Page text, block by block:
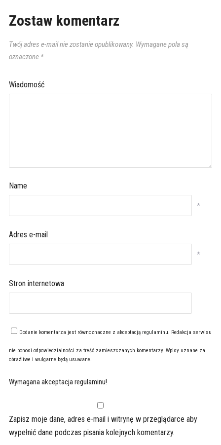
Zostaw komentarz
Twój adres e-mail nie zostanie opublikowany. Wymagane pola są
oznaczone *
Wiadomość
Name
*
Adres e-mail
*
Stron internetowa
Dodanie komentarza jest równoznaczne z akceptacją regulaminu. Redakcja serwisu
nie ponosi odpowiedzialności za treść zamieszczanych komentarzy. Wpisy uznane za
obraźliwe i wulgarne będą usuwane.
Wymagana akceptacja regulaminu!
Zapisz moje dane, adres e-mail i witrynę w przeglądarce aby
wypełnić dane podczas pisania kolejnych komentarzy.